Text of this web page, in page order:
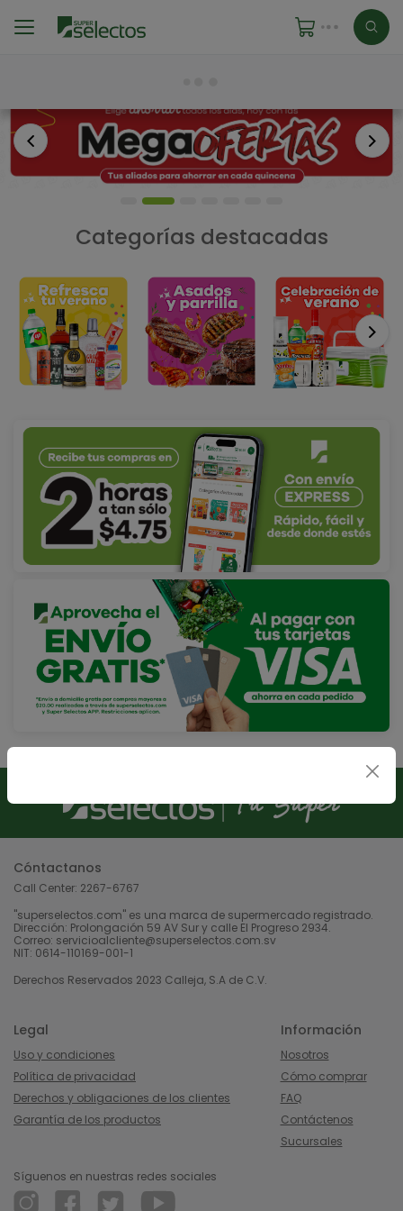
Anterior
Categorías destacadas
Cóntactanos
Call Center: 2267-6767
"superselectos.com" es una marca de supermercado registrado.
Dirección: Prolongación 59 AV Sur y calle El Progreso 2934.
Correo: servicioalcliente@superselectos.com.sv
NIT: 0614-110169-001-1
Derechos Reservados 2023 Calleja, S.A de C.V.
Legal
Uso y condiciones
Política de privacidad
Derechos y obligaciones de los clientes
Garantía de los productos
Información
Nosotros
Cómo comprar
FAQ
Contáctenos
Sucursales
Síguenos en nuestras redes sociales